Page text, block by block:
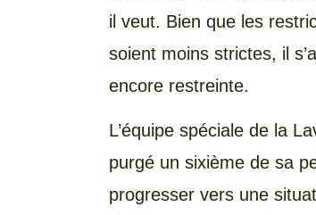
il veut. Bien que les
soient moins strictes, il
encore restreinte.
L’équipe spéciale de la
purgé un sixième de sa
progresser vers une